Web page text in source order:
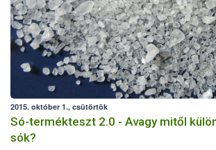
2015. október 1., csütörtök
Só-termékteszt 2.0 - Avagy mitől
sók?